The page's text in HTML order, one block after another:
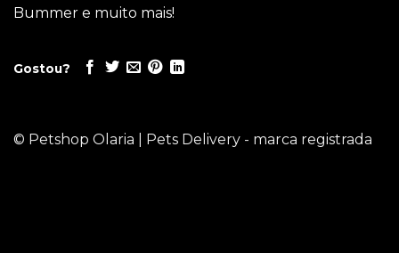
Bummer e muito mais!
Gostou?
© Petshop Olaria | Pets Delivery - marca registrada